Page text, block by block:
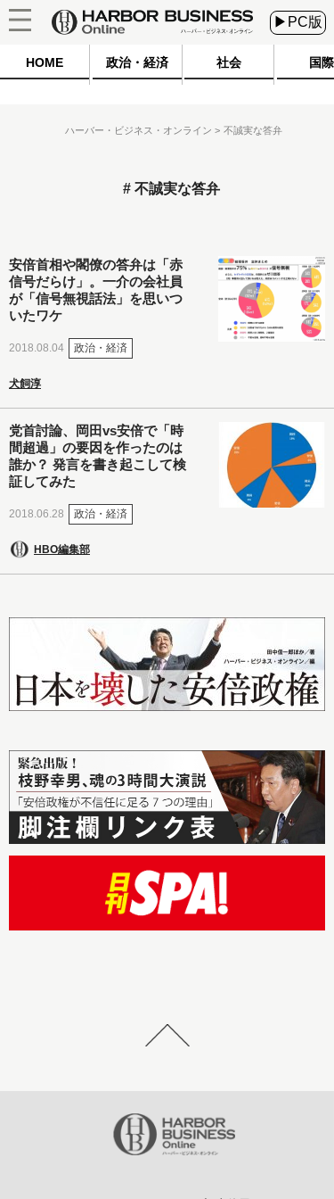
▶PC版
HOME 政治・経済 社会 国際
ハーバー・ビジネス・オンライン 不誠実な答弁
不誠実な答弁
安倍首相や閣僚の答弁は「赤
信号だらけ」。一介の会社員
が「信号無視話法」を思いつ
いたワケ
2018.08.04 政治・経済
犬飼淳
党首討論、岡田vs安倍で「時
間超過」の要因を作ったのは
誰か？ 発言を書き起こして検
証してみた
2018.06.28 政治・経済
HBO編集部